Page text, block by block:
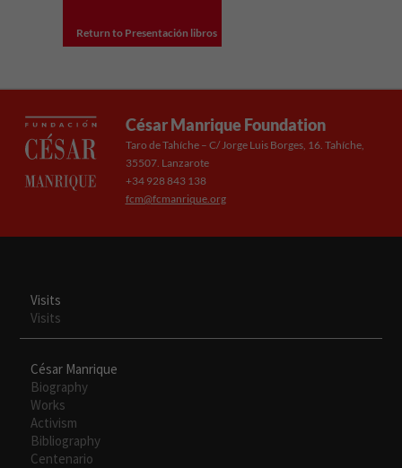
Return to Presentación libros
César Manrique Foundation
Taro de Tahíche – C/ Jorge Luis Borges, 16. Tahíche,
35507. Lanzarote
+34 928 843 138
fcm@fcmanrique.org
Visits
Visits
César Manrique
Biography
Works
Activism
Bibliography
Centenario